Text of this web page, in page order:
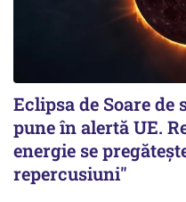
Eclipsa de Soare
pune în alertă UE.
energie se
repercusiuni"